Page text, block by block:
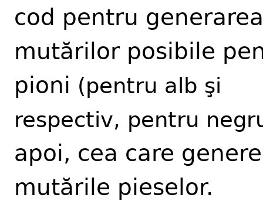
cod pentru generarea
mutărilor posibile
pioni (pentru alb şi
respectiv, pentru
apoi, cea care
mutările pieselor.